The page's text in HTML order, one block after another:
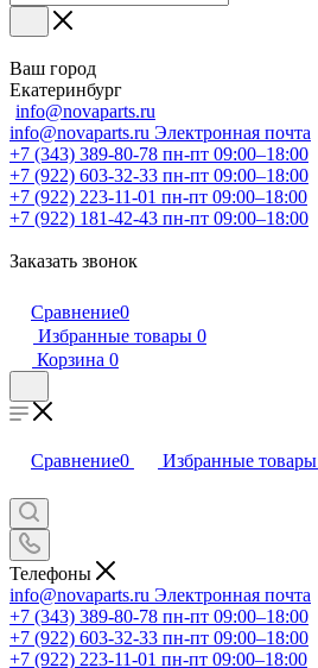
Ваш город
Екатеринбург
info@novaparts.ru
info@novaparts.ru Электронная почта
+7 (343) 389-80-78 пн-пт 09:00–18:00
+7 (922) 603-32-33 пн-пт 09:00–18:00
+7 (922) 223-11-01 пн-пт 09:00–18:00
+7 (922) 181-42-43 пн-пт 09:00–18:00
Заказать звонок
Сравнение0
Избранные товары 0
Корзина 0
Сравнение0 Избранные товары
Телефоны
info@novaparts.ru Электронная почта
+7 (343) 389-80-78 пн-пт 09:00–18:00
+7 (922) 603-32-33 пн-пт 09:00–18:00
+7 (922) 223-11-01 пн-пт 09:00–18:00